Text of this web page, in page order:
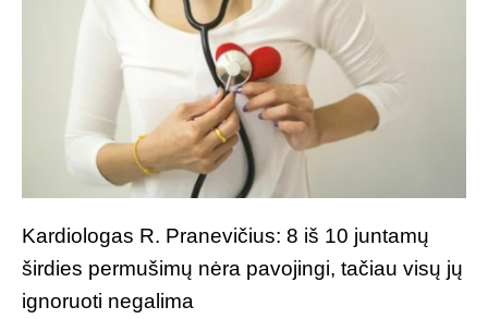
Kardiologas R. Pranevičius: 8 iš 10 juntamų
širdies permušimų nėra pavojingi, tačiau visų jų
ignoruoti negalima